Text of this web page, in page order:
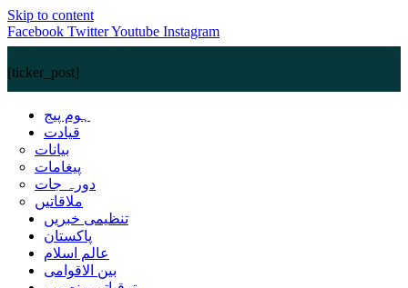
Skip to content
Facebook TwitterYoutube Instagram
[ticker_post]
ہوم پیج
قیادت
بیانات
پیغامات
دورہ جات
ملاقاتیں
تنظیمی خبریں
پاکستان
عالم اسلام
بین الاقوامی